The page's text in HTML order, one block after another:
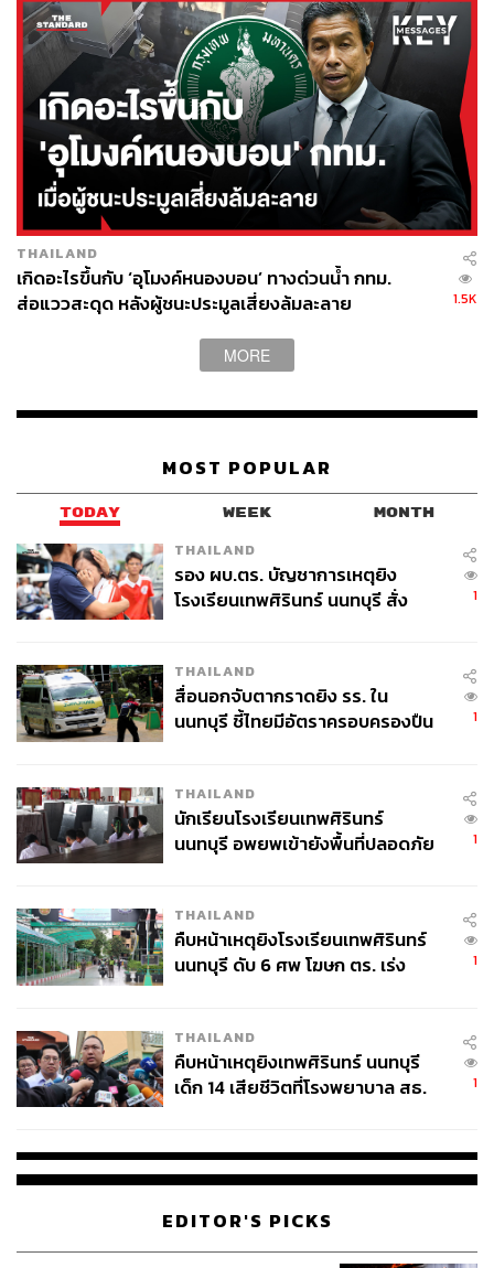
ผมเรียนวัดสุทธิวราราม ตอนนั้นอยู่ ม.1 แล้วปีนั้นเป็นปีที่รุ่นพี่
คนหนึ่งได้ที่หนึ่งของประเทศ แล้วรุ่นพี่ผมคนนั้นก็เรียน
วิศวกรรมศาสตร์ ผมก็รู้สึกว่าแกเป็น Role Model ของผมที่
ทำให้ผมตั้งใจเรียนวิศวกรรมศาสตร์ ก็เป็นเหมือนทางเลือกที่
อยู่ในใจ ณ ตอนนั้น แต่ตอนนั้นเราก็ยังไม่ได้คิดว่าจะเรียน
สถาบันไหน มหาวิทยาลัยใด แต่เรารู้สึกว่าวิศวกรรมศาสตร์
เป็นชื่อแรกที่เราได้ยิน แล้วมันคืออะไร
จากนั้นเราก็ไปค้นคว้า มันคือแขนงหนึ่งของวิชาช่าง แล้วเรา
ก็ชอบ เราก็เริ่มมีแรงบันดาลใจจากตรงนั้น แต่ตอนนั้นพอผ่าน
มาผมสำคัญผิดเรื่องหนึ่ง
ตอนนั้นเวลาผมเจอเพื่อนคนไหนที่มีผลการเรียนไม่ดี ผมจะ
ให้คนคนนั้น ไปที่ปัจเจกคนนั้นแต่เพียงผู้เดียว
แต่พอผมมาเรียนรู้ เวลาผมเจอเพื่อนชาวต่างชาติที่อยู่
สิงคโปร์ ที่ไทเป หรือที่เกาหลีใต้ ปรากฏว่าคุณไม่ต้องดิ้นรน
ถึงขนาดนั้นก็ได้ ถ้ารัฐสามารถจัดการอะไรบางอย่างที่ช่วยให้
คุณเข้าถึงแหล่งการเรียนรู้ที่ดีได้ คุณไม่ต้องขวนขวายกัดฟัน
ขนาดนั้นก็ได้
สมัยก่อนเวลาผมจะหาแบบฝึกหัดดีๆ ทำสักเล่มหนึ่ง ผมต้องไป
การเข้าถึงหนังสือดีๆ แบบฝึกหัดดีๆ สักเล่มหนึ่งมันถึงยาก การ
ที่เราไม่รู้อะไรสักเรื่องหนึ่งเราต้องแบกหน้าไปหาใคร เราได้
แต่รับดูแลในเรื่องนี้ ทำให้เราเข้าถึงคุณภาพการศึกษาที่ดี
รู้ของเราได้
เคยคิดไหมว่าวันหนึ่งจะมาเป็นนักการเมือง
THAILAND
เกิดอะไรขึ้นกับ ‘อุโมงค์หนองบอน’ ทางด่วนน้ำ กทม.
ส่อแววสะดุด หลังผู้ชนะประมูลเสี่ยงล้มละลาย
1.5K
MORE
MOST POPULAR
TODAY WEEK MONTH
THAILAND
รอง ผบ.ตร. บัญชาการเหตุยิง
โรงเรียนเทพศิรินทร์ นนทบุรี สั่ง
1
THAILAND
สื่อนอกจับตากราดยิง รร. ใน
นนทบุรี ชี้ไทยมีอัตราครอบครองปืน
1
THAILAND
นักเรียนโรงเรียนเทพศิรินทร์
นนทบุรี อพยพเข้ายังพื้นที่ปลอดภัย
1
THAILAND
คืบหน้าเหตุยิงโรงเรียนเทพศิรินทร์
นนทบุรี ดับ 6 ศพ โฆษก ตร. เร่ง
1
THAILAND
คืบหน้าเหตุยิงเทพศิรินทร์ นนทบุรี
เด็ก 14 เสียชีวิตที่โรงพยาบาล สธ.
1
EDITOR'S PICKS